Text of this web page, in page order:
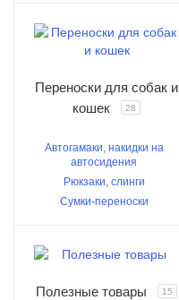
Переноски для собак и
кошек
28
Автогамаки, накидки на
автосидения
Рюкзаки, слинги
Сумки-переноски
Полезные товары 15